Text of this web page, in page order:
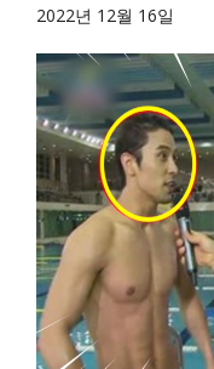
2022년 12월 16일